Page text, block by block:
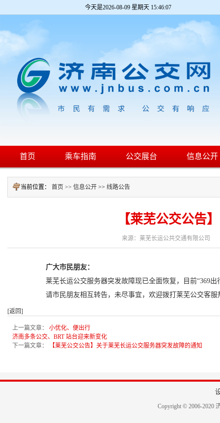
今天是2026-08-09 星期天 15:46:08
首页 乘车指南 公交展台 信息公开
当前位置： 首页 >> 信息公开 >> 线路公告
【莱芜公交公告
来源：莱芜长运公共交通有限公
广大市民朋友：
莱芜长运公交服务器突发故障现已全面恢复，目前“369
请市民朋友相互转告，未尽事宜，欢迎拨打莱芜公交客服
[返回]
上一篇文章： 小优化、便出行
济南多条公交、BRT 站台迎来新变化
下一篇文章：
【莱芜公交公告】关于莱芜长运公交服务器突发故障的通知
Copyright © 2006-2020